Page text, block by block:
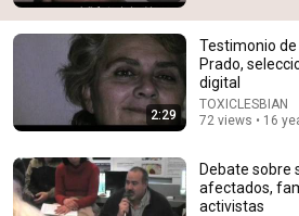
2:29
Testimonio
Prado,
digital
TOXICLESBIAN
72 views • 16
Debate sobre
afectados,
activistas